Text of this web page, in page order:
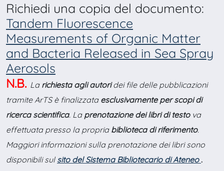
Richiedi una copia del documento:
Tandem Fluorescence
Measurements of Organic Matter
and Bacteria Released in Sea Spray
Aerosols
N.B. La richiesta agli autoridei file delle pubblicazioni
tramite ArTS è finalizzata esclusivamente per scopi di
ricerca scientifica. La prenotazione dei libri di testova
effettuata presso la propria biblioteca di riferimento.
Maggiori informazioni sulla prenotazione dei libri sono
disponibili sul sito del Sistema Bibliotecario di Ateneo .